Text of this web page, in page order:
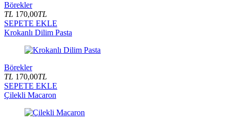
Börekler
TL 170,00TL
SEPETE EKLE
Krokanlı Dilim Pasta
Börekler
TL 170,00TL
SEPETE EKLE
Çilekli Macaron